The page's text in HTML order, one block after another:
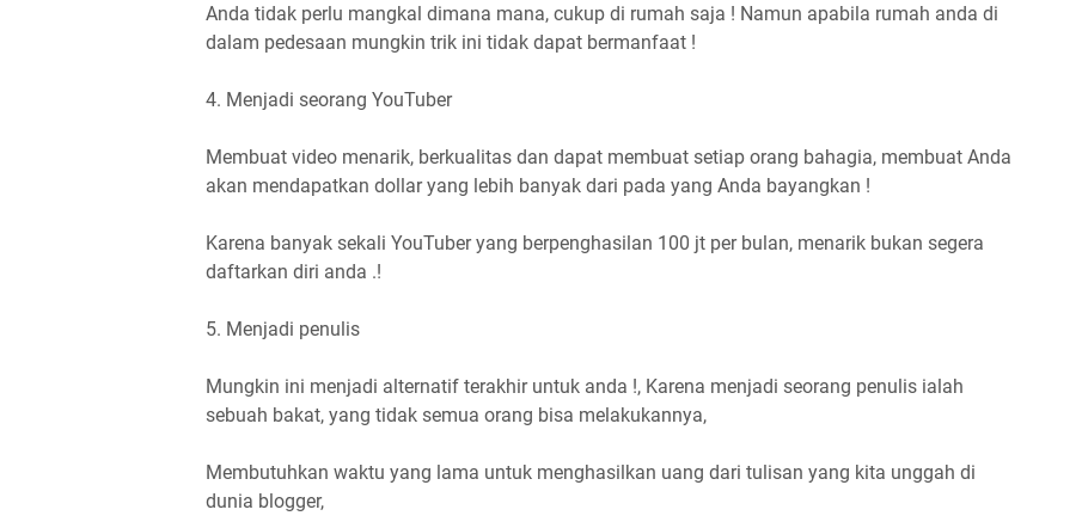
Anda tidak perlu mangkal dimana mana, cukup di rumah saja ! Namun apabila rumah anda di
dalam pedesaan mungkin trik ini tidak dapat bermanfaat !
4. Menjadi seorang YouTuber
Membuat video menarik, berkualitas dan dapat membuat setiap orang bahagia, membuat Anda
akan mendapatkan dollar yang lebih banyak dari pada yang Anda bayangkan !
Karena banyak sekali YouTuber yang berpenghasilan 100 jt per bulan, menarik bukan segera
daftarkan diri anda .!
5. Menjadi penulis
Mungkin ini menjadi alternatif terakhir untuk anda !, Karena menjadi seorang penulis ialah
sebuah bakat, yang tidak semua orang bisa melakukannya,
Membutuhkan waktu yang lama untuk menghasilkan uang dari tulisan yang kita unggah di
dunia blogger,